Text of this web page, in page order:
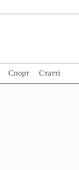
Спорт Статті